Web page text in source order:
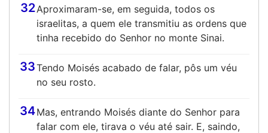
32Aproximaram-se, em seguida, todos os
israelitas, a quem ele transmitiu as ordens que
tinha recebido do Senhor no monte Sinai.
33Tendo Moisés acabado de falar, pôs um véu
no seu rosto.
34Mas, entrando Moisés diante do Senhor para
falar com ele, tirava o véu até sair. E, saindo,